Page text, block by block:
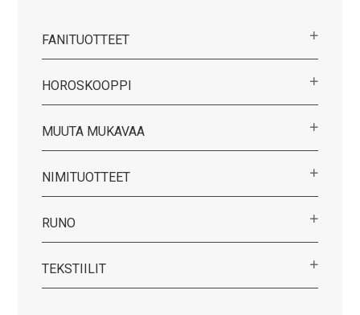
FANITUOTTEET
HOROSKOOPPI
MUUTA MUKAVAA
NIMITUOTTEET
RUNO
TEKSTIILIT